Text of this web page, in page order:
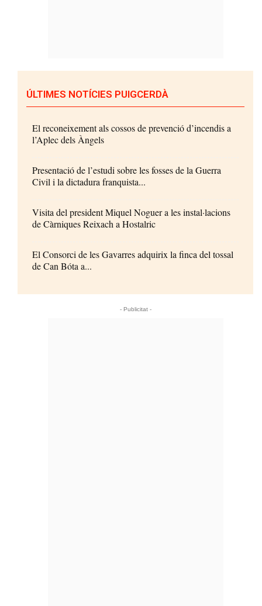
ÚLTIMES NOTÍCIES PUIGCERDÀ
El reconeixement als cossos de prevenció d’incendis a
l’Aplec dels Àngels
Presentació de l’estudi sobre les fosses de la Guerra
Civil i la dictadura franquista...
Visita del president Miquel Noguer a les instal·lacions
de Càrniques Reixach a Hostalric
El Consorci de les Gavarres adquirix la finca del tossal
de Can Bóta a...
- Publicitat -